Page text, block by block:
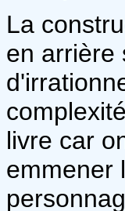
La
en arrière
livre car
emmener